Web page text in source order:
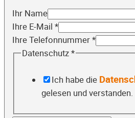
Ihr Name
Ihre E-Mail *
Ihre Telefonnummer*
Datenschutz*
Ich habe die
gelesen und verstanden.